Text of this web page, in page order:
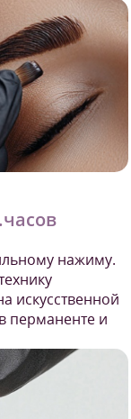
нажиму.
искусственной
перманенте и